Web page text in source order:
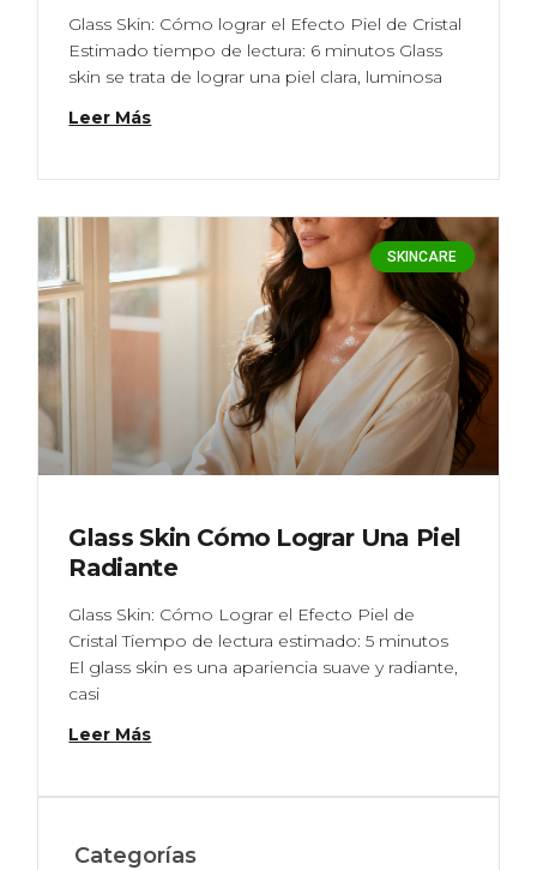
Glass Skin: Cómo lograr el Efecto Piel de Cristal
Estimado tiempo de lectura: 6 minutos Glass
skin se trata de lograr una piel clara, luminosa
Leer Más
SKINCARE
Glass Skin Cómo Lograr Una Piel
Radiante
Glass Skin: Cómo Lograr el Efecto Piel de
Cristal Tiempo de lectura estimado: 5 minutos
El glass skin es una apariencia suave y radiante,
casi
Leer Más
Categorías